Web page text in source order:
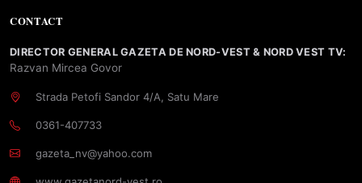
CONTACT
DIRECTOR GENERAL GAZETA DE NORD-VEST & NORD VEST TV:
Razvan Mircea Govor
Strada Petofi Sandor 4/A, Satu Mare
0361-407733
gazeta_nv@yahoo.com